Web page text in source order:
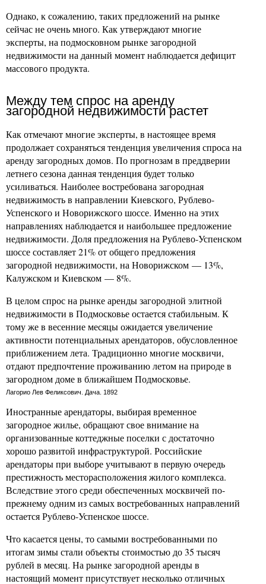
Однако, к сожалению, таких предложений на рынке
сейчас не очень много. Как утверждают многие
эксперты, на подмосковном рынке загородной
недвижимости на данный момент наблюдается дефицит
массового продукта.
Между тем спрос на аренду
загородной недвижимости растет
Как отмечают многие эксперты, в настоящее время
продолжает сохраняться тенденция увеличения спроса на
аренду загородных домов. По прогнозам в преддверии
летнего сезона данная тенденция будет только
усиливаться. Наиболее востребована загородная
недвижимость в направлении Киевского, Рублево-
Успенского и Новорижского шоссе. Именно на этих
направлениях наблюдается и наибольшее предложение
недвижимости. Доля предложения на Рублево-Успенском
шоссе составляет 21% от общего предложения
загородной недвижимости, на Новорижском — 13%,
Калужском и Киевском — 8%.
В целом спрос на рынке аренды загородной элитной
недвижимости в Подмосковье остается стабильным. К
тому же в весенние месяцы ожидается увеличение
активности потенциальных арендаторов, обусловленное
приближением лета. Традиционно многие москвичи,
отдают предпочтение проживанию летом на природе в
загородном доме в ближайшем Подмосковье.
Лагорио Лев Феликсович. Дача. 1892
Иностранные арендаторы, выбирая временное
загородное жилье, обращают свое внимание на
организованные коттеджные поселки с достаточно
хорошо развитой инфраструктурой. Российские
арендаторы при выборе учитывают в первую очередь
престижность месторасположения жилого комплекса.
Вследствие этого среди обеспеченных москвичей по-
прежнему одним из самых востребованных направлений
остается Рублево-Успенское шоссе.
Что касается цены, то самыми востребованными по
итогам зимы стали объекты стоимостью до 35 тысяч
рублей в месяц. На рынке загородной аренды в
настоящий момент присутствует несколько отличных